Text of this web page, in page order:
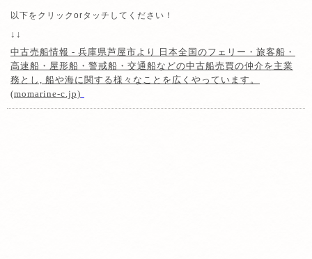
以下をクリックorタッチしてください！
↓↓
中古売船情報 - 兵庫県芦屋市より 日本全国のフェリー・旅客船・
高速船・屋形船・警戒船・交通船などの中古船売買の仲介を主業
務とし, 船や海に関する様々なことを広くやっています。
(momarine-c.jp)